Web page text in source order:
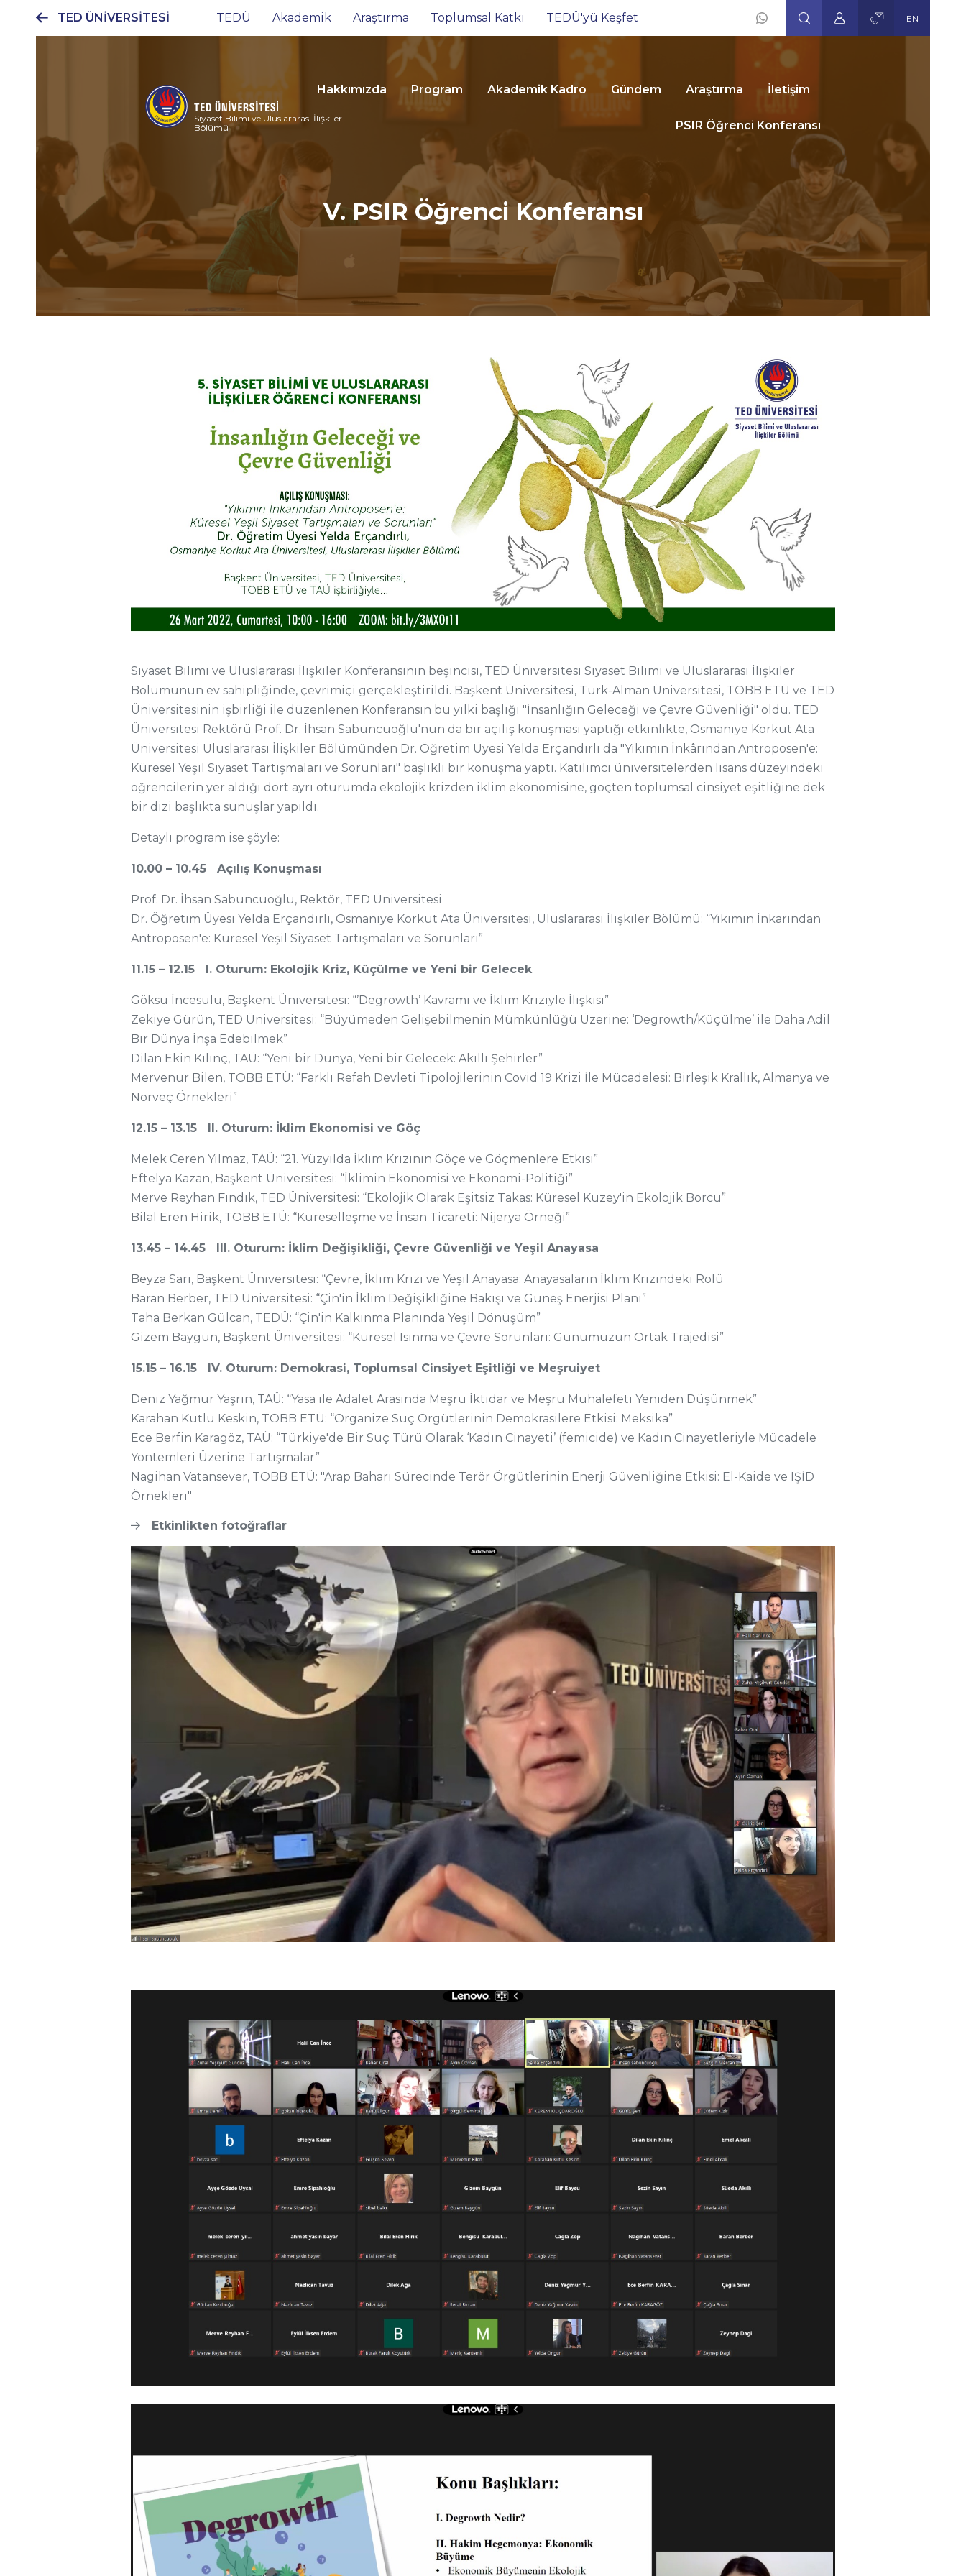
TED ÜNİVERSİTESİ
Ana
menüsü
TEDÜ Akademik Araştırma Toplumsal Katkı TEDÜ'yü Keşfet
Social
Icons
EN
Siyaset Bilimi ve Uluslararası İlişkiler
Bölümü
Hakkımızda Program Akademik Kadro Gündem Araştırma İletişim
PSIR Öğrenci Konferansı
V. PSIR Öğrenci Konferansı
Siyaset Bilimi ve Uluslararası İlişkiler Konferansının beşincisi, TED Üniversitesi Siyaset Bilimi ve Uluslararası İlişkiler
Bölümünün ev sahipliğinde, çevrimiçi gerçekleştirildi. Başkent Üniversitesi, Türk-Alman Üniversitesi, TOBB ETÜ ve TED
Üniversitesinin işbirliği ile düzenlenen Konferansın bu yılki başlığı "İnsanlığın Geleceği ve Çevre Güvenliği" oldu. TED
Üniversitesi Rektörü Prof. Dr. İhsan Sabuncuoğlu'nun da bir açılış konuşması yaptığı etkinlikte, Osmaniye Korkut Ata
Üniversitesi Uluslararası İlişkiler Bölümünden Dr. Öğretim Üyesi Yelda Erçandırlı da "Yıkımın İnkârından Antroposen'e:
Küresel Yeşil Siyaset Tartışmaları ve Sorunları" başlıklı bir konuşma yaptı. Katılımcı üniversitelerden lisans düzeyindeki
öğrencilerin yer aldığı dört ayrı oturumda ekolojik krizden iklim ekonomisine, göçten toplumsal cinsiyet eşitliğine dek
bir dizi başlıkta sunuşlar yapıldı.
Detaylı program ise şöyle:
10.00 – 10.45 Açılış Konuşması
Prof. Dr. İhsan Sabuncuoğlu, Rektör, TED Üniversitesi
Dr. Öğretim Üyesi Yelda Erçandırlı, Osmaniye Korkut Ata Üniversitesi, Uluslararası İlişkiler Bölümü: “Yıkımın İnkarından
Antroposen'e: Küresel Yeşil Siyaset Tartışmaları ve Sorunları”
11.15 – 12.15 I. Oturum: Ekolojik Kriz, Küçülme ve Yeni bir Gelecek
Göksu İncesulu, Başkent Üniversitesi: “’Degrowth’ Kavramı ve İklim Kriziyle İlişkisi”
Zekiye Gürün, TED Üniversitesi: “Büyümeden Gelişebilmenin Mümkünlüğü Üzerine: ‘Degrowth/Küçülme’ ile Daha Adil
Bir Dünya İnşa Edebilmek”
Dilan Ekin Kılınç, TAÜ: “Yeni bir Dünya, Yeni bir Gelecek: Akıllı Şehirler”
Mervenur Bilen, TOBB ETÜ: “Farklı Refah Devleti Tipolojilerinin Covid 19 Krizi İle Mücadelesi: Birleşik Krallık, Almanya ve
Norveç Örnekleri”
12.15 – 13.15 II. Oturum: İklim Ekonomisi ve Göç
Melek Ceren Yılmaz, TAÜ: “21. Yüzyılda İklim Krizinin Göçe ve Göçmenlere Etkisi”
Eftelya Kazan, Başkent Üniversitesi: “İklimin Ekonomisi ve Ekonomi-Politiği”
Merve Reyhan Fındık, TED Üniversitesi: “Ekolojik Olarak Eşitsiz Takas: Küresel Kuzey'in Ekolojik Borcu”
Bilal Eren Hirik, TOBB ETÜ: “Küreselleşme ve İnsan Ticareti: Nijerya Örneği”
13.45 – 14.45 III. Oturum: İklim Değişikliği, Çevre Güvenliği ve Yeşil Anayasa
Beyza Sarı, Başkent Üniversitesi: “Çevre, İklim Krizi ve Yeşil Anayasa: Anayasaların İklim Krizindeki Rolü
Baran Berber, TED Üniversitesi: “Çin'in İklim Değişikliğine Bakışı ve Güneş Enerjisi Planı”
Taha Berkan Gülcan, TEDÜ: “Çin'in Kalkınma Planında Yeşil Dönüşüm”
Gizem Baygün, Başkent Üniversitesi: “Küresel Isınma ve Çevre Sorunları: Günümüzün Ortak Trajedisi”
15.15 – 16.15 IV. Oturum: Demokrasi, Toplumsal Cinsiyet Eşitliği ve Meşruiyet
Deniz Yağmur Yaşrin, TAÜ: “Yasa ile Adalet Arasında Meşru İktidar ve Meşru Muhalefeti Yeniden Düşünmek”
Karahan Kutlu Keskin, TOBB ETÜ: “Organize Suç Örgütlerinin Demokrasilere Etkisi: Meksika”
Ece Berfin Karagöz, TAÜ: “Türkiye'de Bir Suç Türü Olarak ‘Kadın Cinayeti’ (femicide) ve Kadın Cinayetleriyle Mücadele
Yöntemleri Üzerine Tartışmalar”
Nagihan Vatansever, TOBB ETÜ: "Arap Baharı Sürecinde Terör Örgütlerinin Enerji Güvenliğine Etkisi: El-Kaide ve IŞİD
Örnekleri"
Etkinlikten fotoğraflar